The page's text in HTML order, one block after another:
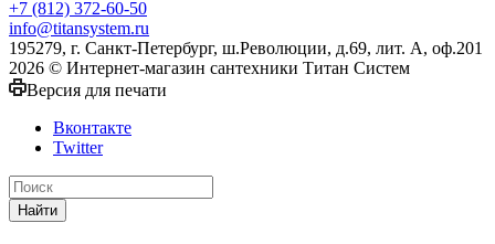
+7 (812) 372-60-50
info@titansystem.ru
195279, г. Санкт-Петербург, ш.Революции, д.69, лит. А, оф.201
2026 © Интернет-магазин сантехники Титан Систем
Версия для печати
Вконтакте
Twitter
Найти